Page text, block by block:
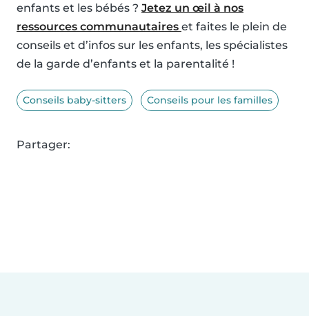
enfants et les bébés ? Jetez un œil à nos
ressources communautaires et faites le plein de
conseils et d’infos sur les enfants, les spécialistes
de la garde d’enfants et la parentalité !
Conseils baby-sitters Conseils pour les familles
Partager: